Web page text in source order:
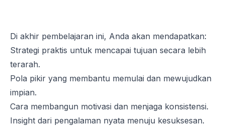
Di akhir pembelajaran ini, Anda akan mendapatkan:
Strategi praktis untuk mencapai tujuan secara lebih
terarah.
Pola pikir yang membantu memulai dan mewujudkan
impian.
Cara membangun motivasi dan menjaga konsistensi.
Insight dari pengalaman nyata menuju kesuksesan.